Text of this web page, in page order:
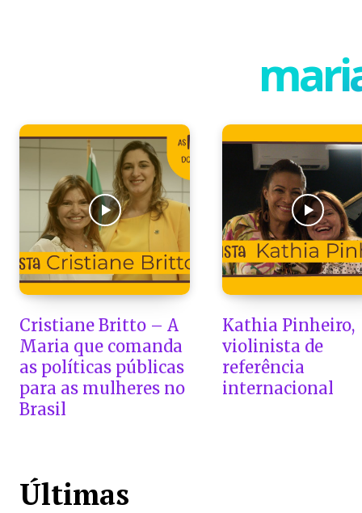
Cristiane Britto – A
Maria que comanda
as políticas públicas
para as mulheres no
Brasil
Kathia Pinheiro,
violinista de
referência
internacional
Últimas